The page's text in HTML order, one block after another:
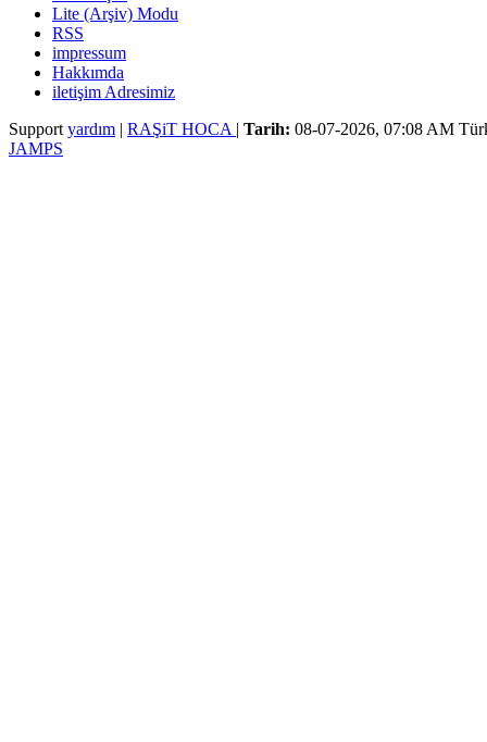
Lite (Arşiv) Modu
RSS
impressum
Hakkımda
iletişim Adresimiz
Support yardım | RAŞiT HOCA | Tarih: 08-07-2026, 07:08 AM
JAMPS